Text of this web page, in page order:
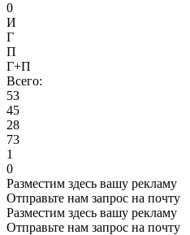
0
И
Г
П
Г+П
Всего:
53
45
28
73
1
0
Разместим здесь вашу рекламу
Отправьте нам запрос на почту
Разместим здесь вашу рекламу
Отправьте нам запрос на почту